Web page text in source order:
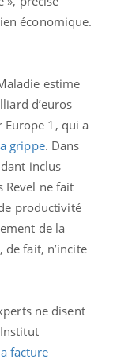
économique.
estime
d’euros
1, qui a
grippe. Dans
inclus
Revel ne fait
productivité
de la
fait, n’incite
ne disent
facture